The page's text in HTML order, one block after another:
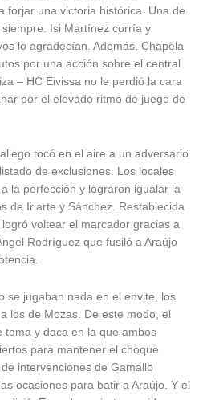
forjar una victoria histórica. Una de
Isi Martínez corría y
lo agradecían. Además, Chapela
por una acción sobre el central
– HC Eivissa no le perdió la cara
por el elevado ritmo de juego de
tocó en el aire a un adversario
de exclusiones. Los locales
la perfección y lograron igualar la
de Iriarte y Sánchez. Restablecida
voltear el marcador gracias a
Rodríguez que fusiló a Araújo
se jugaban nada en el envite, los
los de Mozas. De este modo, el
toma y daca en la que ambos
para mantener el choque
intervenciones de Gamallo
ocasiones para batir a Araújo. Y el